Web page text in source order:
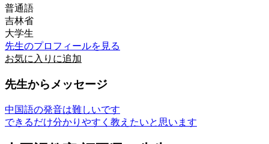
普通語
吉林省
大学生
先生のプロフィールを見る
お気に入りに追加
先生からメッセージ
中国語の発音は難しいです
できるだけ分かりやすく教えたいと思います